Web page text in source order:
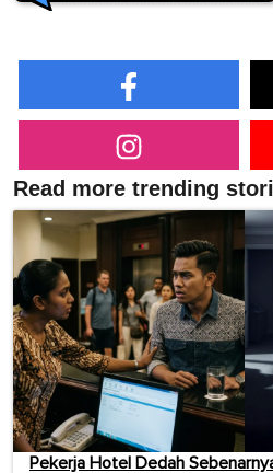
Read more trending
Pekerja Hotel Dedah